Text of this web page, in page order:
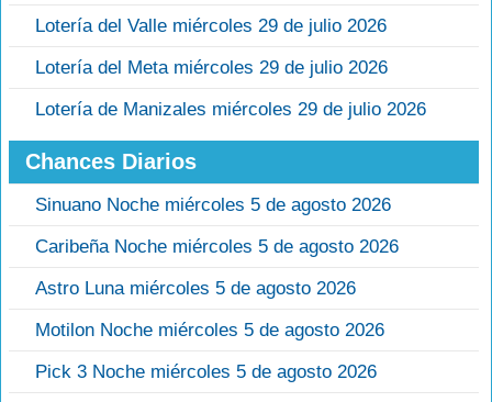
Lotería del Valle miércoles 29 de julio 2026
Lotería del Meta miércoles 29 de julio 2026
Lotería de Manizales miércoles 29 de julio 2026
Chances Diarios
Sinuano Noche miércoles 5 de agosto 2026
Caribeña Noche miércoles 5 de agosto 2026
Astro Luna miércoles 5 de agosto 2026
Motilon Noche miércoles 5 de agosto 2026
Pick 3 Noche miércoles 5 de agosto 2026